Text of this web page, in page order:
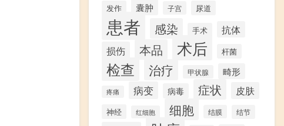
发作 囊肿 子宫 尿道
患者 感染 手术 抗体
损伤 本品 术后 杆菌
检查 治疗 甲状腺 畸形
疼痛 病变 病毒 症状 皮肤
神经 红细胞 细胞 结膜 结节